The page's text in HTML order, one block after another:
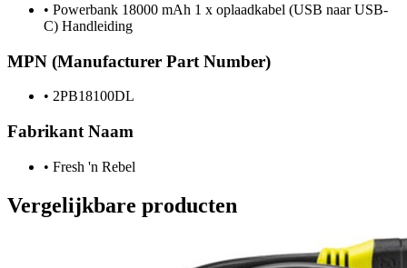
• Powerbank 18000 mAh 1 x oplaadkabel (USB naar USB-
C) Handleiding
MPN (Manufacturer Part Number)
• 2PB18100DL
Fabrikant Naam
• Fresh 'n Rebel
Vergelijkbare producten